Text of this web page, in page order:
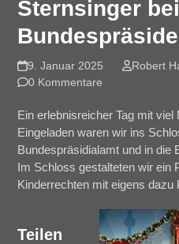
Sternsinger
9. Januar 2025 Robert
0 Kommentare
Ein erlebnisreicher Tag mit
Eingeladen waren wir ins
Bundespräsidialamt und in die
Im Schloss gestalteten wir ein
Kinderrechten mit eigens dazu
Teilen